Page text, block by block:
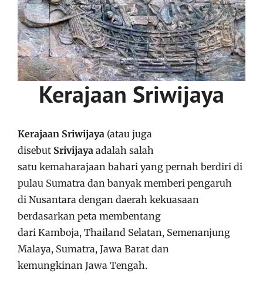
Kerajaan Sriwijaya
Kerajaan Sriwijaya (atau juga
disebut Srivijaya adalah salah
satu kemaharajaan bahari yang pernah berdiri di
pulau Sumatra dan banyak memberi pengaruh
di Nusantara dengan daerah kekuasaan
berdasarkan peta membentang
dari Kamboja, Thailand Selatan, Semenanjung
Malaya, Sumatra, Jawa Barat dan
kemungkinan Jawa Tengah.